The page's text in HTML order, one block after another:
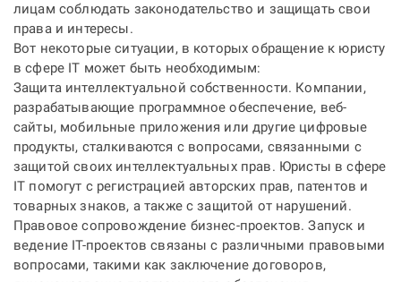
лицам соблюдать законодательство и защищать свои
права и интересы.
Вот некоторые ситуации, в которых обращение к юристу
в сфере IT может быть необходимым:
Защита интеллектуальной собственности. Компании,
разрабатывающие программное обеспечение, веб-
сайты, мобильные приложения или другие цифровые
продукты, сталкиваются с вопросами, связанными с
защитой своих интеллектуальных прав. Юристы в сфере
IT помогут с регистрацией авторских прав, патентов и
товарных знаков, а также с защитой от нарушений.
Правовое сопровождение бизнес-проектов. Запуск и
ведение IT-проектов связаны с различными правовыми
вопросами, такими как заключение договоров,